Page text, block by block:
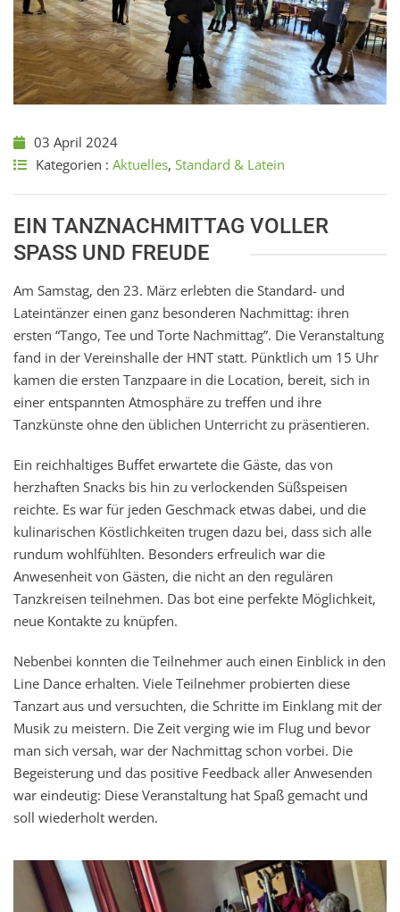
03 April 2024
Kategorien : Aktuelles, Standard & Latein
EIN TANZNACHMITTAG VOLLER
SPASS UND FREUDE
Am Samstag, den 23. März erlebten die Standard- und
Lateintänzer einen ganz besonderen Nachmittag: ihren
ersten “Tango, Tee und Torte Nachmittag”. Die Veranstaltung
fand in der Vereinshalle der HNT statt. Pünktlich um 15 Uhr
kamen die ersten Tanzpaare in die Location, bereit, sich in
einer entspannten Atmosphäre zu treffen und ihre
Tanzkünste ohne den üblichen Unterricht zu präsentieren.
Ein reichhaltiges Buffet erwartete die Gäste, das von
herzhaften Snacks bis hin zu verlockenden Süßspeisen
reichte. Es war für jeden Geschmack etwas dabei, und die
kulinarischen Köstlichkeiten trugen dazu bei, dass sich alle
rundum wohlfühlten. Besonders erfreulich war die
Anwesenheit von Gästen, die nicht an den regulären
Tanzkreisen teilnehmen. Das bot eine perfekte Möglichkeit,
neue Kontakte zu knüpfen.
Nebenbei konnten die Teilnehmer auch einen Einblick in den
Line Dance erhalten. Viele Teilnehmer probierten diese
Tanzart aus und versuchten, die Schritte im Einklang mit der
Musik zu meistern. Die Zeit verging wie im Flug und bevor
man sich versah, war der Nachmittag schon vorbei. Die
Begeisterung und das positive Feedback aller Anwesenden
war eindeutig: Diese Veranstaltung hat Spaß gemacht und
soll wiederholt werden.